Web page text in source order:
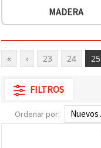
MADERA
« ‹ 23 24 25
FILTROS
Ordenar por: